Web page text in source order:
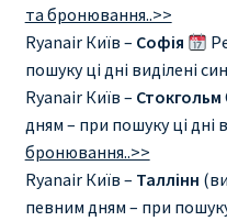
Райнэйр на русском
О сайте
та бронювання..>>
Ryanair Київ – Софія
пошуку ці дні виділені
Ryanair Київ – Стокгольм
дням – при пошуку ці дні
бронювання..>>
Ryanair Київ – Таллінн
певним дням – при пошуку